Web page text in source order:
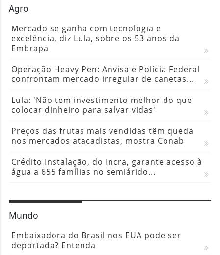
Agro
Mercado se ganha com tecnologia e
excelência, diz Lula, sobre os 53 anos da
Embrapa
Operação Heavy Pen: Anvisa e Polícia Federal
confrontam mercado irregular de canetas...
Lula: 'Não tem investimento melhor do que
colocar dinheiro para salvar vidas'
Preços das frutas mais vendidas têm queda
nos mercados atacadistas, mostra Conab
Crédito Instalação, do Incra, garante acesso à
água a 655 famílias no semiárido...
Mundo
Embaixadora do Brasil nos EUA pode ser
deportada? Entenda